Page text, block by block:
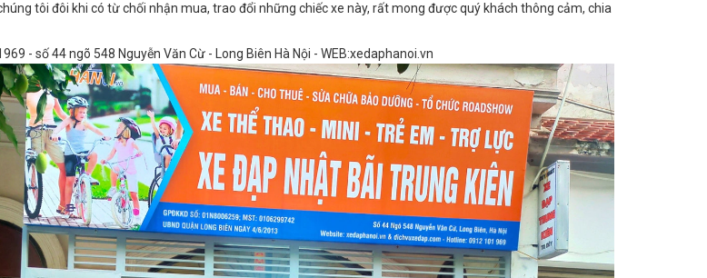
tôi đôi khi có từ chối nhận mua, trao đổi những chiếc xe này, rất mong được quý khách thông cảm, chia
- số 44 ngõ 548 Nguyễn Văn Cừ - Long Biên Hà Nội - WEB:xedaphanoi.vn